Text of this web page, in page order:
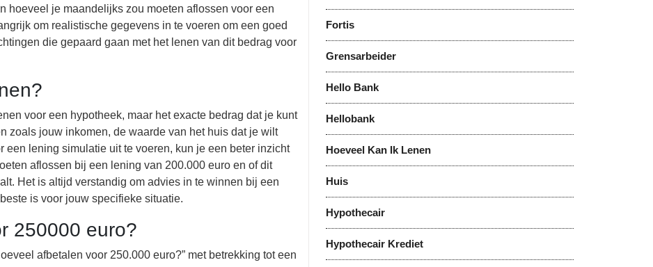
hoeveel je maandelijks zou moeten aflossen voor een
om realistische gegevens in te voeren om een goed
die gepaard gaan met het lenen van dit bedrag voor
voor een hypotheek, maar het exacte bedrag dat je kunt
zoals jouw inkomen, de waarde van het huis dat je wilt
een lening simulatie uit te voeren, kun je een beter inzicht
aflossen bij een lening van 200.000 euro en of dit
Het is altijd verstandig om advies in te winnen bij een
is voor jouw specifieke situatie.
250000 euro?
afbetalen voor 250.000 euro?” met betrekking tot een
Fortis
Grensarbeider
Hello Bank
Hellobank
Hoeveel Kan Ik Lenen
Huis
Hypothecair
Hypothecair Krediet